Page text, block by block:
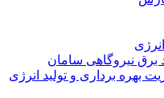
نیروگاهی سامان
بهره برداری و تولید انرژی